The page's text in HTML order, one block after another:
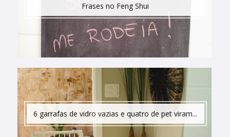
Frases no Feng Shui
6 garrafas de vidro vazias e quatro de pet viram...